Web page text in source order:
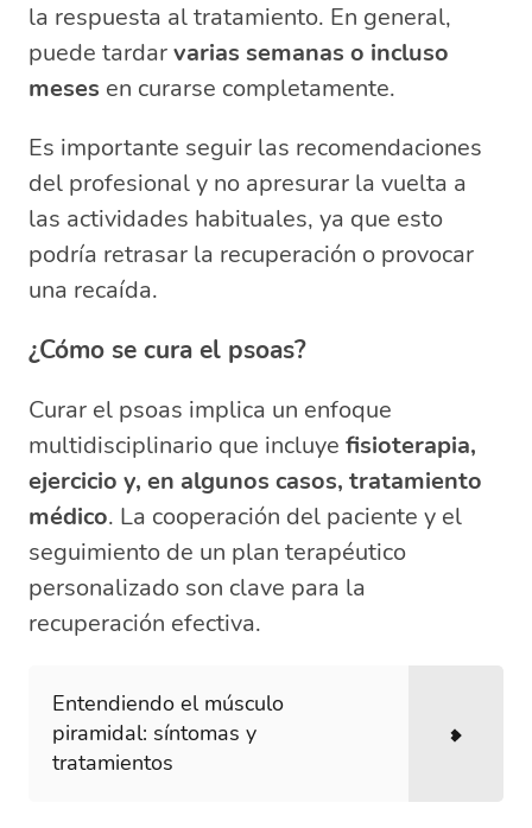
la respuesta al tratamiento. En general,
puede tardarvarias semanas o incluso
meses en curarse completamente.
Es importante seguir las recomendaciones
del profesional y no apresurar la vuelta a
las actividades habituales, ya que esto
podría retrasar la recuperación o provocar
una recaída.
¿Cómo se cura el psoas?
Curar el psoas implica un enfoque
multidisciplinario que incluye fisioterapia,
ejercicio y, en algunos casos, tratamiento
médico. La cooperación del paciente y el
seguimiento de un plan terapéutico
personalizado son clave para la
recuperación efectiva.
Entendiendo el músculo
piramidal: síntomas y
tratamientos